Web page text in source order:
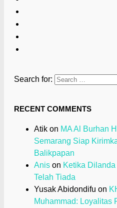
Search for:
RECENT COMMENTS
Atik on MA Al Burhan
Semarang Siap
Balikpapan
Anis on Ketika
Telah Tiada
Yusak Abidondifu on
Muhammad: Loyalitas